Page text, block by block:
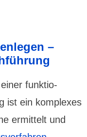
–
einer funktio­
ist ein komplexes
ermittelt und